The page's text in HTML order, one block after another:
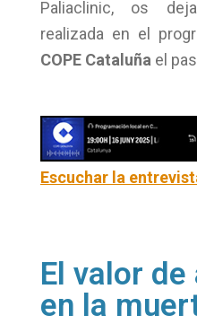
Paliaclinic, os
realizada en el
COPE Cataluña el
Escuchar la
El valor
en la